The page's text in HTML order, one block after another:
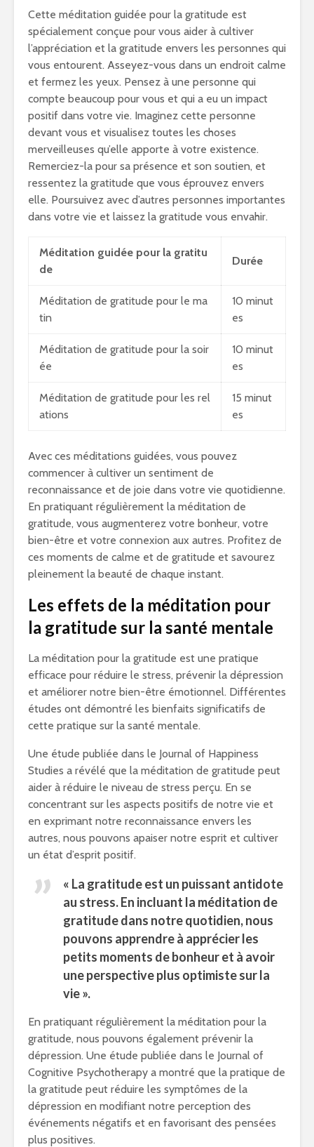
Cette méditation guidée pour la gratitude est
spécialement conçue pour vous aider à cultiver
l’appréciation et la gratitude envers les personnes qui
vous entourent. Asseyez-vous dans un endroit calme
et fermez les yeux. Pensez à une personne qui
compte beaucoup pour vous et qui a eu un impact
positif dans votre vie. Imaginez cette personne
devant vous et visualisez toutes les choses
merveilleuses qu’elle apporte à votre existence.
Remerciez-la pour sa présence et son soutien, et
ressentez la gratitude que vous éprouvez envers
elle. Poursuivez avec d’autres personnes importantes
dans votre vie et laissez la gratitude vous envahir.
Méditation guidée pour la gratitu
de
Durée
Méditation de gratitude pour le ma
tin
10 minut
es
Méditation de gratitude pour la soir
ée
10 minut
es
Méditation de gratitude pour les rel
ations
15 minut
es
Avec ces méditations guidées, vous pouvez
commencer à cultiver un sentiment de
reconnaissance et de joie dans votre vie quotidienne.
En pratiquant régulièrement la méditation de
gratitude, vous augmenterez votre bonheur, votre
bien-être et votre connexion aux autres. Profitez de
ces moments de calme et de gratitude et savourez
pleinement la beauté de chaque instant.
Les effets de la méditation pour
la gratitude sur la santé mentale
La méditation pour la gratitude est une pratique
efficace pour réduire le stress, prévenir la dépression
et améliorer notre bien-être émotionnel. Différentes
études ont démontré les bienfaits significatifs de
cette pratique sur la santé mentale.
Une étude publiée dans le Journal of Happiness
Studies a révélé que la méditation de gratitude peut
aider à réduire le niveau de stress perçu. En se
concentrant sur les aspects positifs de notre vie et
en exprimant notre reconnaissance envers les
autres, nous pouvons apaiser notre esprit et cultiver
un état d’esprit positif.
« La gratitude est un puissant antidote
au stress. En incluant la méditation de
gratitude dans notre quotidien, nous
pouvons apprendre à apprécier les
petits moments de bonheur et à avoir
une perspective plus optimiste sur la
vie ».
En pratiquant régulièrement la méditation pour la
gratitude, nous pouvons également prévenir la
dépression. Une étude publiée dans le Journal of
Cognitive Psychotherapy a montré que la pratique de
la gratitude peut réduire les symptômes de la
dépression en modifiant notre perception des
événements négatifs et en favorisant des pensées
plus positives.